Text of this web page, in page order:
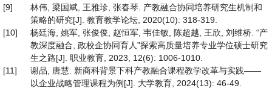
[9]
林伟, 梁国斌, 王雅珍, 张春琴. 产教融合协同培养研究生机制和
策略的研究[J]. 教育教学论坛, 2020(10): 318-319.
[10]
杨廷海, 姚军, 张俊俊, 赵恒军, 韦佳敏, 陈超越, 王欣, 刘维桥. “产
教深度融合, 政校企协同育人”探索高质量培养专业学位硕士研究
生之路[J]. 职业教育, 2023, 12(6): 1006-1010.
[11]
谢品, 唐慧. 新商科背景下科产教融合课程教学改革与实践——
以企业战略管理课程为例[J]. 大学教育, 2024(13): 46-49.